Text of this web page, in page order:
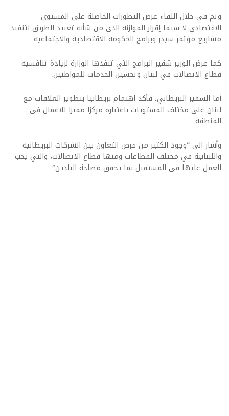
وتم في خلال اللقاء عرض التطورات الحاصلة على المستوى
الاقتصادي لا سيما إقرار الموازنة الذي من شأنه تعبيد الطريق لتنفيذ
مشاريع مؤتمر سيدر وبرامج الحكومة الاقتصادية والاجتماعية.
كما عرض الوزير شقير البرامج التي تنفذها الوزارة لزيادة تنافسية
قطاع الاتصالات في لبنان وتحسين الخدمات للمواطنين.
أما السفير البريطاني، فأكد اهتمام بريطانيا بتطوير العلاقات مع
لبنان على مختلف المستويات باعتباره مركزا مميزا للاعمال في
المنطقة.
وأشار الى “وجود الكثير من فرص التعاون بين الشركات البريطانية
واللبنانية في مختلف القطاعات ومنها قطاع الاتصالات، والتي يجب
العمل عليها في المستقبل بما يحقق مصلحة البلدين”.